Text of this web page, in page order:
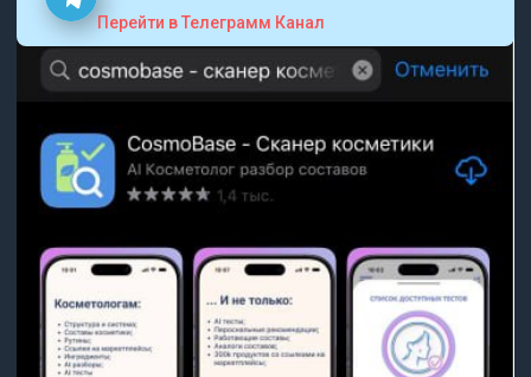
Перейти в Телеграмм Канал